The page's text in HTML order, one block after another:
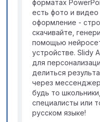
служит
центром региона.
форматах
есть фото и видео
оформление -
скачивайте,
помощью
устройстве. Slidy
для
делиться
через
будь то
специалисты или
русском языке!